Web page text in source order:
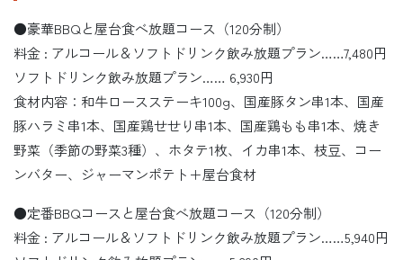
●豪華BBQと屋台食べ放題コース（120分制）
料金 : アルコール＆ソフトドリンク飲み放題プラン……7,480円
ソフトドリンク飲み放題プラン…… 6,930円
食材内容：和牛ロースステーキ100g、国産豚タン串1本、国産
豚ハラミ串1本、国産鶏せせり串1本、国産鶏もも串1本、焼き
野菜（季節の野菜3種）、ホタテ1枚、イカ串1本、枝豆、コー
ンバター、ジャーマンポテト＋屋台食材
●定番BBQコースと屋台食べ放題コース（120分制）
料金 : アルコール＆ソフトドリンク飲み放題プラン……5,940円